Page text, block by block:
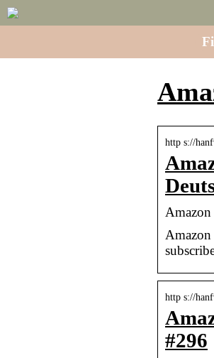
http s://
http s://
#296